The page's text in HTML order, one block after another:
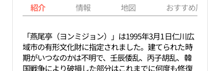
紹介 情報 地図 おすすめ周辺
「燕尾亭（ヨンミジョン）」は1995年3月1日仁川広
域市の有形文化財に指定されました。建てられた時
期がいつなのかは不明で、壬辰倭乱、丙子胡乱、韓
国戦争により破損した部分はこれまでに何度も修復